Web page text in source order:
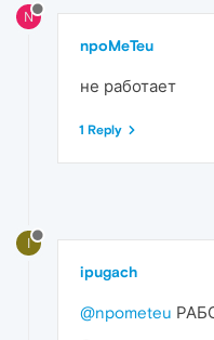
N
npoMeTeu
не работает
1 Reply
I
ipugach
@npometeu